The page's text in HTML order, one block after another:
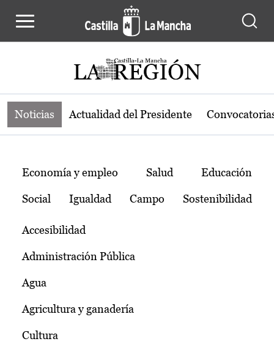
Noticias de la región de Castilla-La
Noticias Actualidad del Presidente
Temas
Economía y empleo Salud Educación
Social Igualdad Campo Sostenibilidad
Accesibilidad
Administración Pública
Agua
Agricultura y ganadería
Cultura